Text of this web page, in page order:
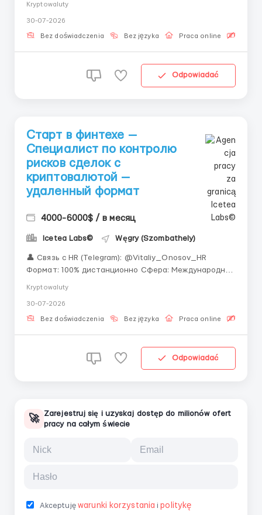
👤 Наш HR-менеджер в Telegram:
@aleksandr_barabashov Icetea Labs строит
Kryptowaluty
30-07-2026
Bez doświadczenia Bez języka Praca online
Odpowiadać
Старт в финтехе —
Специалист по контролю
рисков сделок с
криптовалютой —
удаленный формат
4000-6000$ / в месяц
Icetea Labs© Węgry (Szombathely)
👤 Связь с HR (Telegram): @Vitaliy_Onosov_HR
Формат: 100% дистанционно Сфера: Международный
внимательность, дисциплина и готовность учиться
новому у экспертов.» Контроль рисков сделок с...
Kryptowaluty
30-07-2026
Bez doświadczenia Bez języka Praca online
Odpowiadać
🚀
Zarejestruj się i uzyskaj dostęp do milionów ofert
pracy na całym świecie
Akceptujęwarunki korzystania i politykę